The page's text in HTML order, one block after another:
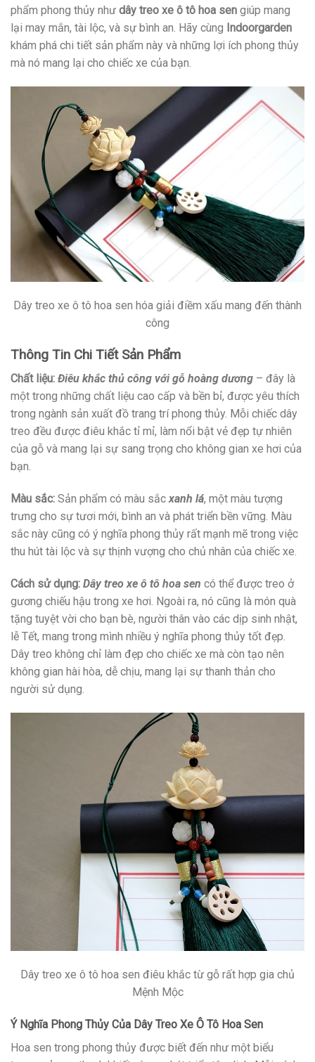
phẩm phong thủy như dây treo xe ô tô hoa sen giúp mang
lại may mắn, tài lộc, và sự bình an. Hãy cùng Indoorgarden
khám phá chi tiết sản phẩm này và những lợi ích phong thủy
mà nó mang lại cho chiếc xe của bạn.
Dây treo xe ô tô hoa sen hóa giải điềm xấu mang đến thành
công
Thông Tin Chi Tiết Sản Phẩm
Chất liệu: Điêu khắc thủ công với gỗ hoàng dương – đây là
một trong những chất liệu cao cấp và bền bỉ, được yêu thích
trong ngành sản xuất đồ trang trí phong thủy. Mỗi chiếc dây
treo đều được điêu khắc tỉ mỉ, làm nổi bật vẻ đẹp tự nhiên
của gỗ và mang lại sự sang trọng cho không gian xe hơi của
bạn.
Màu sắc: Sản phẩm có màu sắcxanh lá, một màu tượng
trưng cho sự tươi mới, bình an và phát triển bền vững. Màu
sắc này cũng có ý nghĩa phong thủy rất mạnh mẽ trong việc
thu hút tài lộc và sự thịnh vượng cho chủ nhân của chiếc xe.
Cách sử dụng: Dây treo xe ô tô hoa sen có thể được treo ở
gương chiếu hậu trong xe hơi. Ngoài ra, nó cũng là món quà
tặng tuyệt vời cho bạn bè, người thân vào các dịp sinh nhật,
lễ Tết, mang trong mình nhiều ý nghĩa phong thủy tốt đẹp.
Dây treo không chỉ làm đẹp cho chiếc xe mà còn tạo nên
không gian hài hòa, dễ chịu, mang lại sự thanh thản cho
người sử dụng.
Dây treo xe ô tô hoa sen điêu khắc từ gỗ rất hợp gia chủ
Mệnh Mộc
Ý Nghĩa Phong Thủy Của Dây Treo Xe Ô Tô Hoa Sen
Hoa sen trong phong thủy được biết đến như một biểu